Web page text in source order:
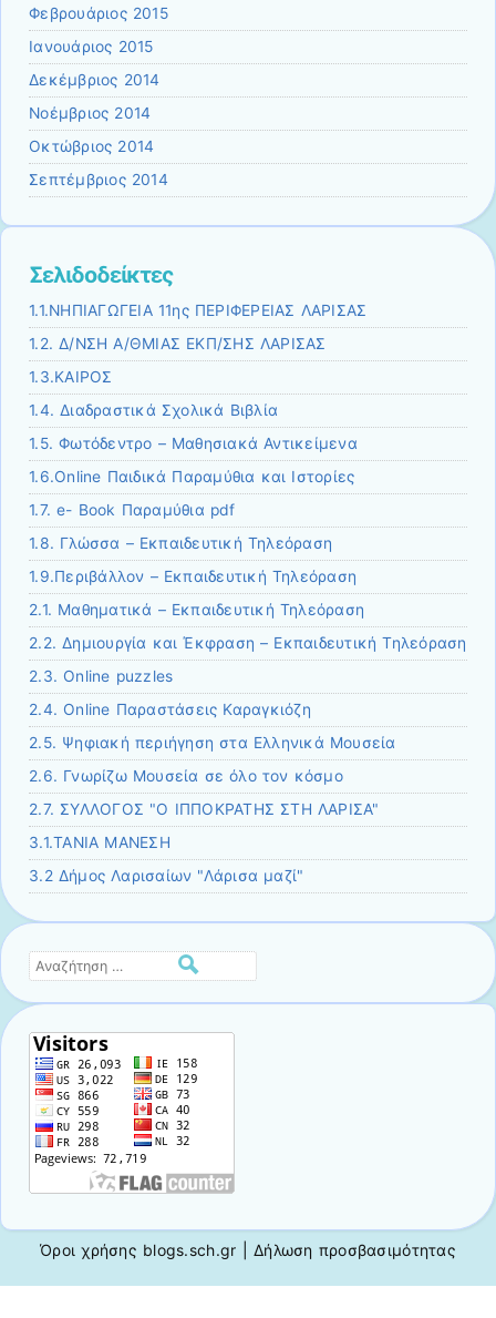
Φεβρουάριος 2015
Ιανουάριος 2015
Δεκέμβριος 2014
Νοέμβριος 2014
Οκτώβριος 2014
Σεπτέμβριος 2014
Σελιδοδείκτες
1.1.ΝΗΠΙΑΓΩΓΕΙΑ 11ης ΠΕΡΙΦΕΡΕΙΑΣ ΛΑΡΙΣΑΣ
1.2. Δ/ΝΣΗ Α/ΘΜΙΑΣ ΕΚΠ/ΣΗΣ ΛΑΡΙΣΑΣ
1.3.ΚΑΙΡΟΣ
1.4. Διαδραστικά Σχολικά Βιβλία
1.5. Φωτόδεντρο – Μαθησιακά Αντικείμενα
1.6.Online Παιδικά Παραμύθια και Ιστορίες
1.7. e- Book Παραμύθια pdf
1.8. Γλώσσα – Εκπαιδευτική Τηλεόραση
1.9.Περιβάλλον – Εκπαιδευτική Τηλεόραση
2.1. Μαθηματικά – Εκπαιδευτική Τηλεόραση
2.2. Δημιουργία και Έκφραση – Εκπαιδευτική Τηλεόραση
2.3. Οnline puzzles
2.4. Online Παραστάσεις Καραγκιόζη
2.5. Ψηφιακή περιήγηση στα Ελληνικά Μουσεία
2.6. Γνωρίζω Μουσεία σε όλο τον κόσμο
2.7. ΣΥΛΛΟΓΟΣ "Ο ΙΠΠΟΚΡΑΤΗΣ ΣΤΗ ΛΑΡΙΣΑ"
3.1.TANIA MANΕΣΗ
3.2 Δήμος Λαρισαίων "Λάρισα μαζί"
Αναζήτηση
Όροι χρήσης blogs.sch.gr Δήλωση προσβασιμότητας